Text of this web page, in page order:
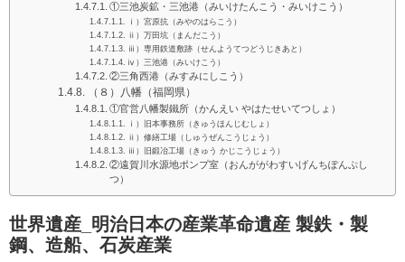
①三池炭鉱・三池港（みいけたんこう・みいけこう）
ⅰ）宮原抗（みやのはらこう）
ⅱ）万田坑（まんだこう）
ⅲ）専用鉄道敷跡（せんようてつどうじきあと）
ⅳ）三池港（みいけこう）
②三角西港（みすみにしこう）
（８）八幡（福岡県）
①官営八幡製鐵所（かんえい やはたせいてつしょ）
ⅰ）旧本事務所（きゅうほんじむしょ）
ⅱ）修繕工場（しゅうぜんこうじょう）
ⅲ）旧鍛冶工場（きゅう かじこうじょう）
②遠賀川水源地ポンプ室（おんががわすいげんちぽんぷし
つ）
世界遺産_明治日本の産業革命遺産 製鉄・製
鋼、造船、石炭産業